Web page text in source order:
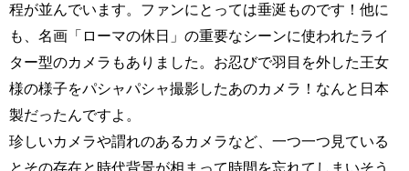
程が並んでいます。ファンにとっては垂涎ものです！他に
も、名画「ローマの休日」の重要なシーンに使われたライ
ター型のカメラもありました。お忍びで羽目を外した王女
様の様子をパシャパシャ撮影したあのカメラ！なんと日本
製だったんですよ。
珍しいカメラや謂れのあるカメラなど、一つ一つ見ている
とその存在と時代背景が相まって時間を忘れてしまいそう